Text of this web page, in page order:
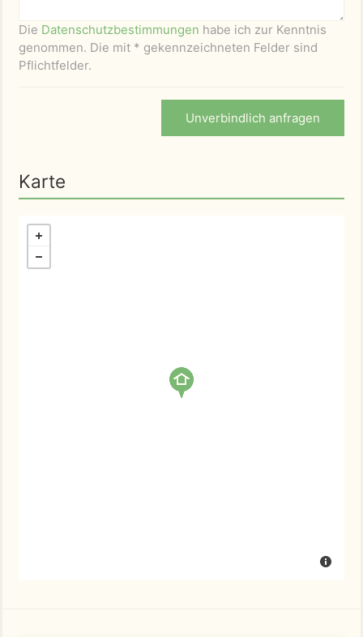
Die Datenschutzbestimmungen habe ich zur Kenntnis
genommen. Die mit * gekennzeichneten Felder sind
Pflichtfelder.
Unverbindlich anfragen
Karte